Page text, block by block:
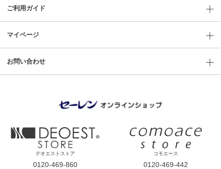
ご利用ガイド
マイページ
お問い合わせ
デオエストストア
0120-469-860
コモエース
0120-469-442